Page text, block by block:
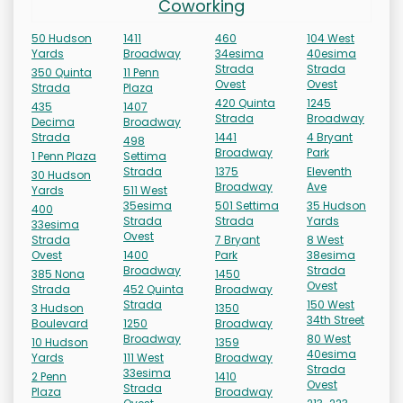
Coworking
50 Hudson
Yards
350 Quinta
Strada
435
Decima
Strada
1 Penn Plaza
30 Hudson
Yards
400
33esima
Strada
Ovest
385 Nona
Strada
3 Hudson
Boulevard
10 Hudson
Yards
2 Penn
Plaza
1411
Broadway
11 Penn
Plaza
1407
Broadway
498
Settima
Strada
511 West
35esima
Strada
Ovest
1400
Broadway
452 Quinta
Strada
1250
Broadway
111 West
33esima
Strada
460
34esima
Strada
Ovest
420 Quinta
Strada
1441
Broadway
1375
Broadway
501 Settima
Strada
7 Bryant
Park
1450
Broadway
1350
Broadway
1359
Broadway
1410
Broadway
104 West
40esima
Strada
Ovest
1245
Broadway
4 Bryant
Park
Eleventh
Ave
35 Hudson
Yards
8 West
38esima
Strada
Ovest
150 West
34th Street
80 West
40esima
Strada
Ovest